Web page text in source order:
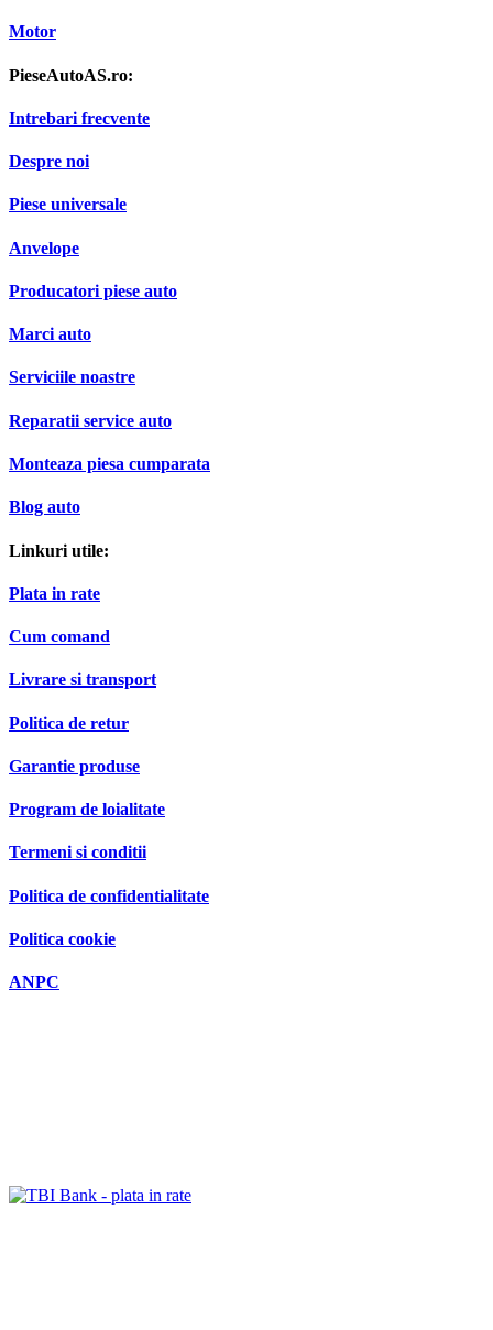
Motor
PieseAutoAS.ro:
Intrebari frecvente
Despre noi
Piese universale
Anvelope
Producatori piese auto
Marci auto
Serviciile noastre
Reparatii service auto
Monteaza piesa cumparata
Blog auto
Linkuri utile:
Plata in rate
Cum comand
Livrare si transport
Politica de retur
Garantie produse
Program de loialitate
Termeni si conditii
Politica de confidentialitate
Politica cookie
ANPC